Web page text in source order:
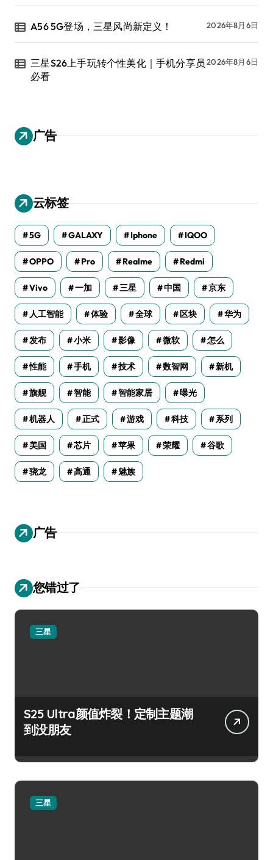
A56 5G登场，三星风尚新定义！ 2026年8月6日
三星S26上手玩转个性美化｜手机分享员
必看
2026年8月6日
广告
云标签
5G GALAXY Iphone IQOO
OPPO Pro Realme Redmi
Vivo 一加 三星 中国 京东
人工智能 体验 全球 区块 华为
发布 小米 影像 微软 怎么
性能 手机 技术 数智网 新机
旗舰 智能 智能家居 曝光
机器人 正式 游戏 科技 系列
美国 芯片 苹果 荣耀 谷歌
骁龙 高通 魅族
广告
您错过了
三星
S25 Ultra颜值炸裂！定制主题潮
到没朋友
三星